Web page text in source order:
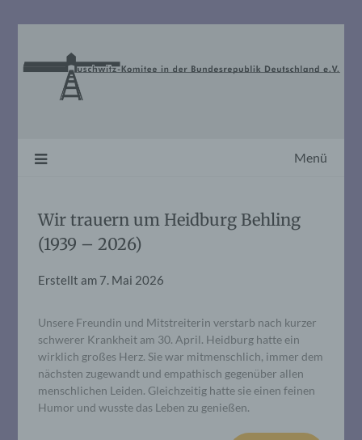
Menü
Wir trauern um Heidburg Behling
(1939 – 2026)
Erstellt am 7. Mai 2026
Unsere Freundin und Mitstreiterin verstarb nach kurzer
schwerer Krankheit am 30. April. Heidburg hatte ein
wirklich großes Herz. Sie war mitmenschlich, immer dem
nächsten zugewandt und empathisch gegenüber allen
menschlichen Leiden. Gleichzeitig hatte sie einen feinen
Humor und wusste das Leben zu genießen.